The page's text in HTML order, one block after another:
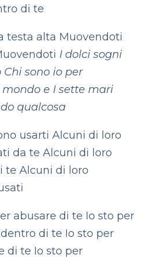
di te
testa alta Muovendoti
I dolci sogni
Chi sono io per
e I sette mari
qualcosa
usarti Alcuni di loro
da te Alcuni di loro
te Alcuni di loro
abusare di te Io sto per
dentro di te Io sto per
di te Io sto per